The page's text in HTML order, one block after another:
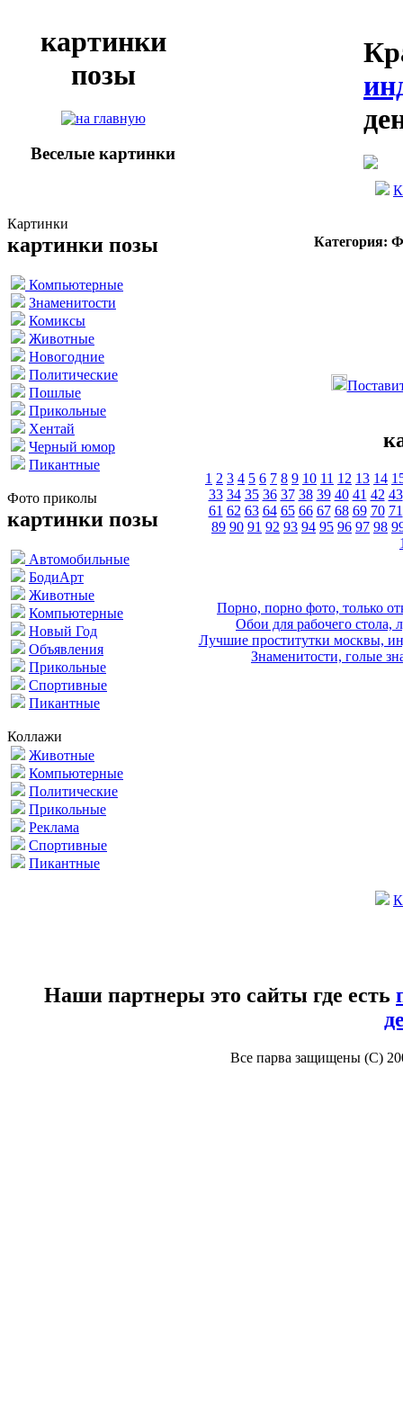
картинки
позы
Веселые картинки
Картинки
картинки позы
Компьютерные
Знаменитости
Комиксы
Животные
Новогодние
Политические
Пошлые
Прикольные
Хентай
Черный юмор
Пикантные
Фото приколы
картинки позы
Автомобильные
БодиАрт
Животные
Компьютерные
Новый Год
Объявления
Прикольные
Спортивные
Пикантные
Коллажи
Животные
Компьютерные
Политические
Прикольные
Реклама
Спортивные
Пикантные
Категория:
1 2 3 4 5 6 7 8 9 10 11 12 13 14
33 34 35 36 37 38 39 40 41 42 43
61 62 63 64 65 66 67 68 69 70 71
89 90 91 92 93 94 95 96 97 98
Порно, порно фото, только
Обои для рабочего стола,
Лучшие проститутки москвы,
Знаменитости, голые
Наши партнеры это сайты где есть
Все парва защищены (С)